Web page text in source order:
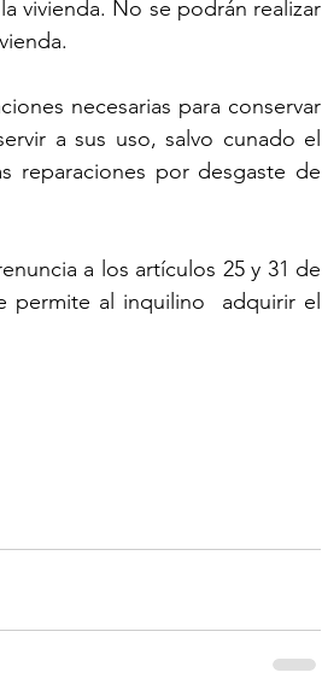
vivienda. No se podrán realizar
necesarias para conservar
a sus uso, salvo cunado el
reparaciones por desgaste de
a los artículos 25 y 31 de
permite al inquilino  adquirir el